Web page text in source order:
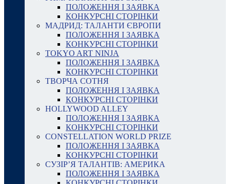
ПОЛОЖЕННЯ І ЗАЯВКА
КОНКУРСНІ СТОРІНКИ
МАДРИД: ТАЛАНТИ ЄВРОПИ
ПОЛОЖЕННЯ І ЗАЯВКА
КОНКУРСНІ СТОРІНКИ
TOKYO ART NINJA
ПОЛОЖЕННЯ І ЗАЯВКА
КОНКУРСНІ СТОРІНКИ
ТВОРЧА СОТНЯ
ПОЛОЖЕННЯ І ЗАЯВКА
КОНКУРСНІ СТОРІНКИ
HOLLYWOOD ALLEY
ПОЛОЖЕННЯ І ЗАЯВКА
КОНКУРСНІ СТОРІНКИ
CONSTELLATION WORLD PRIZE
ПОЛОЖЕННЯ І ЗАЯВКА
КОНКУРСНІ СТОРІНКИ
СУЗІР’Я ТАЛАНТІВ: АМЕРИКА
ПОЛОЖЕННЯ І ЗАЯВКА